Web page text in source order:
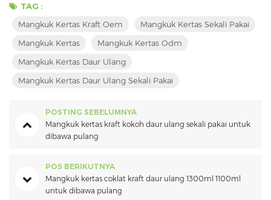
TAG :
Mangkuk Kertas Kraft Oem
Mangkuk Kertas Sekali Pakai
Mangkuk Kertas
Mangkuk Kertas Odm
Mangkuk Kertas Daur Ulang
Mangkuk Kertas Daur Ulang Sekali Pakai
POSTING SEBELUMNYA
Mangkuk kertas kraft kokoh daur ulang sekali pakai untuk
dibawa pulang
POS BERIKUTNYA
Mangkuk kertas coklat kraft daur ulang 1300ml 1100ml
untuk dibawa pulang